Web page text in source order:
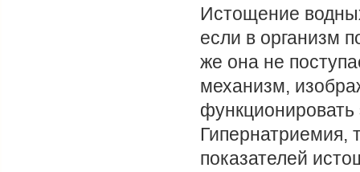
Истощение
если в организм
же она не
механизм,
Гипернатриемия,
показателей